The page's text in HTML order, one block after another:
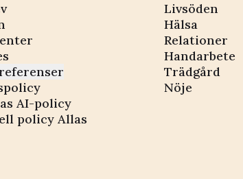
AI-policy
policy Allas
Livsöden
Hälsa
Relationer
Handarbete
Trädgård
Nöje